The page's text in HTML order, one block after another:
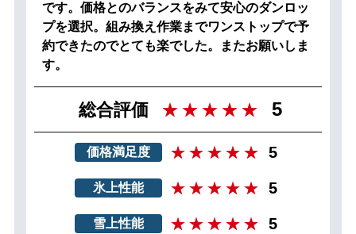
です。価格とのバランスをみて安心のダンロッ
プを選択。組み換え作業までワンストップで予
約できたのでとても楽でした。またお願いしま
す。
総合評価 5
価格満足度 5
氷上性能 5
雪上性能 5